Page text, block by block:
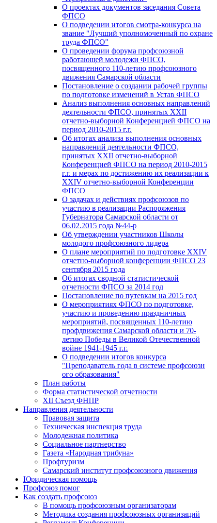
О проектах документов заседания Совета
ФПСО
О подведении итогов смотра-конкурса на
звание "Лучший уполномоченный по охране
труда ФПСО"
О проведении форума профсоюзной
работающей молодежи ФПСО,
посвященного 110-летию профсоюзного
движения Самарской области
Постановление о создании рабочей группы
по подготовке изменений в Устав ФПСО
Анализ выполнения основных направлений
деятельности ФПСО, принятых XXII
отчетно-выборной Конференцией ФПСО на
период 2010-2015 г.г.
Об итогах анализа выполнения основных
направлений деятельности ФПСО,
принятых XXII отчетно-выборной
Конференцией ФПСО на период 2010-2015
г.г. и мерах по достижению их реализации к
XXIV отчетно-выборной Конференции
ФПСО
О задачах и действиях профсоюзов по
участию в реализации Распоряжения
Губернатора Самарской области от
06.02.2015 года №44-р
Об утверждении участников Школы
молодого профсоюзного лидера
О плане мероприятий по подготовке XXIV
отчетно-выборной конференции ФПСО 23
сентября 2015 года
Об итогах сводной статистической
отчетности ФПСО за 2014 год
Постановление по путевкам на 2015 год
О мероприятиях ФПСО по подготовке,
участию и проведению праздничных
мероприятий, посвященных 110-летию
профдвижения Самарской области и 70-
летию Победы в Великой Отечественной
войне 1941-1945 г.г.
О подведении итогов конкурса
"Преподаватель года в системе профсоюзн
ого образования"
План работы
Форма статистической отчетности
XII Съезд ФНПР
Направления деятельности
Правовая защита
Техническая инспекция труда
Молодежная политика
Социальное партнерство
Газета «Народная трибуна»
Профтуризм
Самарский институт профсоюзного движения
Юридическая помощь
Профсоюз помог
Как создать профсоюз
В помощь профсоюзным организаторам
Методика создания профсоюзных организаций